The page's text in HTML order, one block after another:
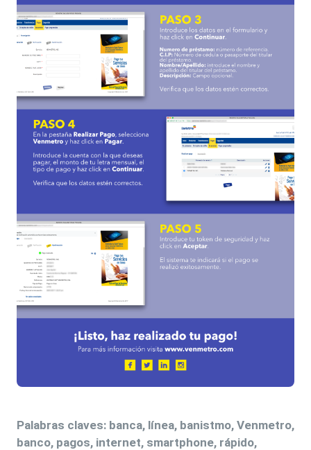
Palabras claves: banca, línea, banistmo, Venmetro,
banco, pagos, internet, smartphone, rápido,